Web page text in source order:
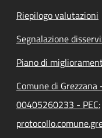
Riepilogo valutazioni
Segnalazione
Piano di
Comune di
00405260233 - PEC: